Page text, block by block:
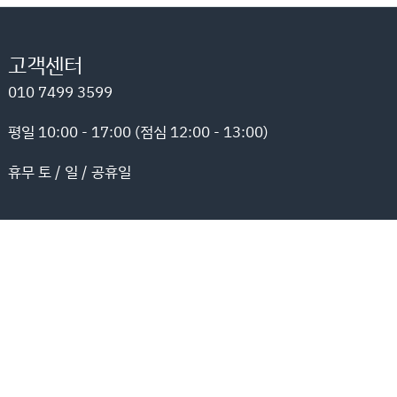
고객센터
010 7499 3599
평일 10:00 - 17:00 (점심 12:00 - 13:00)
휴무 토 / 일 / 공휴일